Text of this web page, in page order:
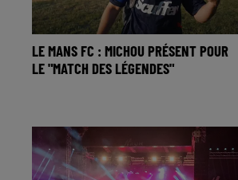
LE MANS FC : MICHOU PRÉSENT POUR
LE "MATCH DES LÉGENDES"